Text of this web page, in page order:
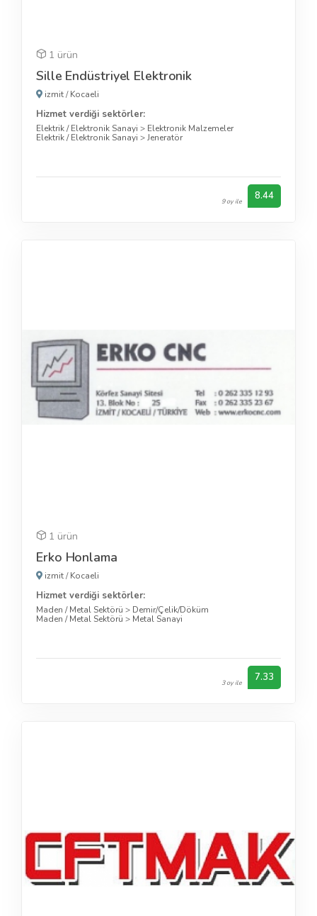
1 ürün
Sille Endüstriyel Elektronik
izmit/Kocaeli
Hizmet verdiği sektörler:
Elektrik / Elektronik Sanayi > Elektronik Malzemeler
Elektrik / Elektronik Sanayi >Jeneratör
9 oy ile 8.44
1 ürün
Erko Honlama
izmit/Kocaeli
Hizmet verdiği sektörler:
Maden / Metal Sektörü > Demir/Çelik/Döküm
Maden / Metal Sektörü > Metal Sanayi
3 oy ile 7.33